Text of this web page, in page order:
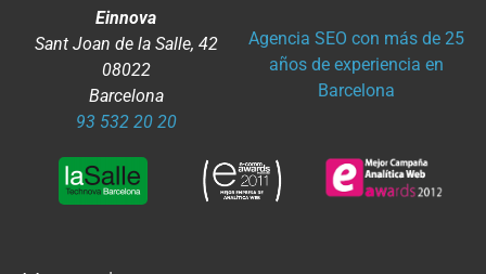
Einnova
Sant Joan de la Salle, 42
08022
Barcelona
93 532 20 20
Agencia SEO con más de 25
años de experiencia en
Barcelona